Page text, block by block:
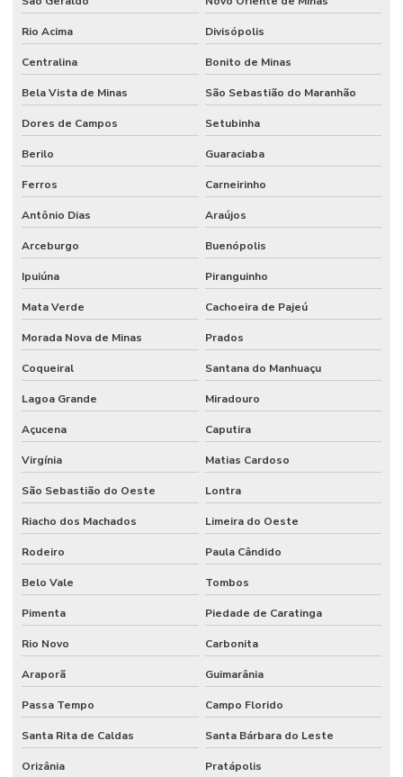
Rio Acima Divisópolis
Centralina Bonito de Minas
Bela Vista de Minas São Sebastião do Maranhão
Dores de Campos Setubinha
Berilo Guaraciaba
Ferros Carneirinho
Antônio Dias Araújos
Arceburgo Buenópolis
Ipuiúna Piranguinho
Mata Verde Cachoeira de Pajeú
Morada Nova de Minas Prados
Coqueiral Santana do Manhuaçu
Lagoa Grande Miradouro
Açucena Caputira
Virgínia Matias Cardoso
São Sebastião do Oeste Lontra
Riacho dos Machados Limeira do Oeste
Rodeiro Paula Cândido
Belo Vale Tombos
Pimenta Piedade de Caratinga
Rio Novo Carbonita
Araporã Guimarânia
Passa Tempo Campo Florido
Santa Rita de Caldas Santa Bárbara do Leste
Orizânia Pratápolis